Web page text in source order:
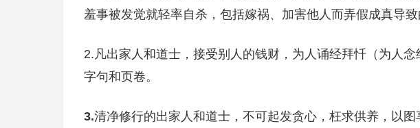
羞事被发觉就轻率自杀，包括嫁祸、加害他人而弄假成真导致
2.凡出家人和道士，接受别人的钱财，为人诵经拜忏（为人
字句和页卷。
3.清净修行的出家人和道士，不可起发贪心，枉求供养，以图